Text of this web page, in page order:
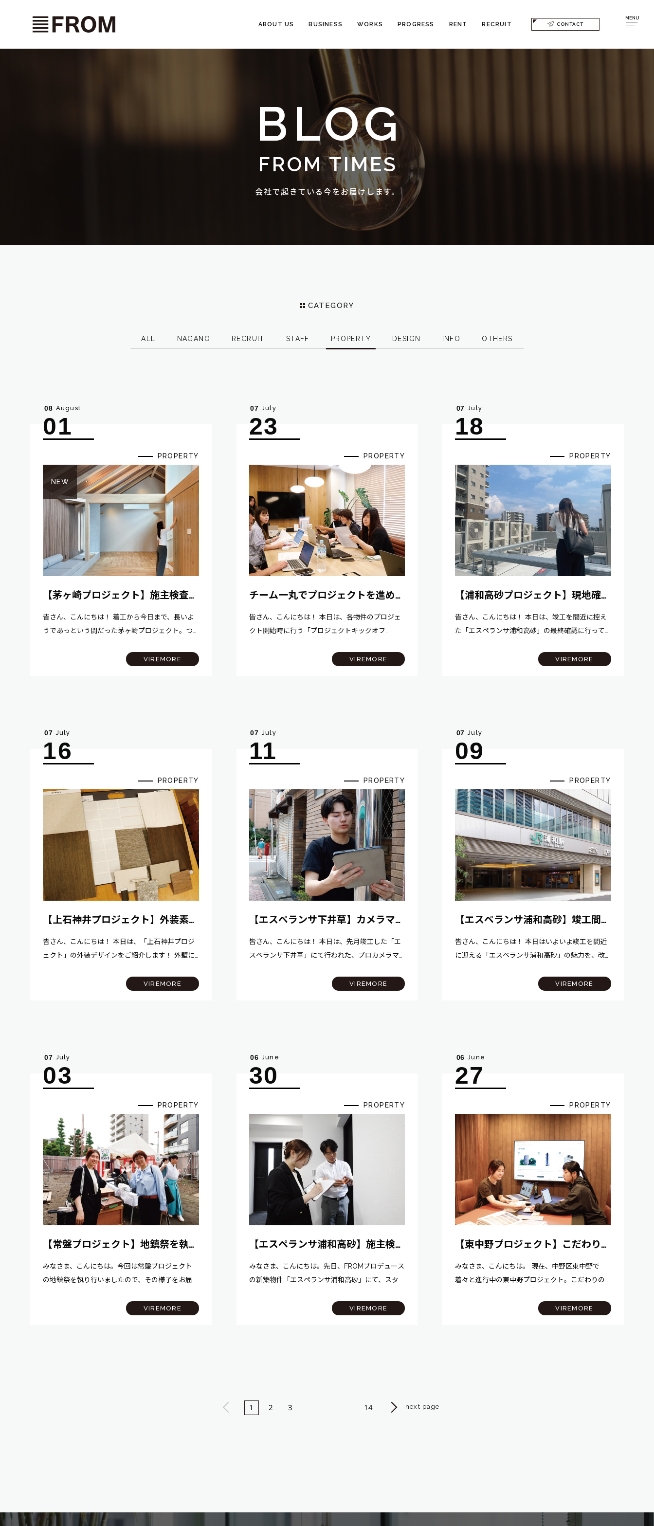
ABOUT US BUSINESS WORKS PROGRESS RENT RECRUIT CONTACT
MENU
BLOG
FROM TIMES
会社で起きている今をお届けします。
CATEGORY
ALL NAGANO RECRUIT STAFF PROPERTY DESIGN INFO OTHERS
08 August
01
PROPERTY
NEW
【茅ヶ崎プロジェクト】施主検査を
皆さん、こんにちは！ 着工から今日まで、長いよ
うであっという間だった茅ヶ崎プロジェクト。つ
した！ 今回は、施主検査の様子と、完成した茅ヶ
VIREMORE
07 July
23
PROPERTY
チーム一丸でプロジェクトを進め
皆さん、こんにちは！ 本日は、各物件のプロジェ
クト開始時に行う「プロジェクトキックオフ
クオフMTGとは、新たな物件のプロジェクトがス
VIREMORE
07 July
18
PROPERTY
【浦和高砂プロジェクト】現地確認
皆さん、こんにちは！ 本日は、竣工を間近に控え
た「エスペランサ浦和高砂」の最終確認に行って
目的は、先日行った施主検査で見つかった傷や汚
VIREMORE
07 July
16
PROPERTY
【上石神井プロジェクト】外装素材
皆さん、こんにちは！ 本日は、「上石神井プロジ
ェクト」の外装デザインをご紹介します！ 外壁に
しい色合いのベージュのタイルを採用し、建物全
VIREMORE
07 July
11
PROPERTY
【エスペランサ下井草】カメラマン
皆さん、こんにちは！ 本日は、先月竣工した「エ
スペランサ下井草」にて行われた、プロカメラマ
自社プロデュース物件が完成した際には、プロの
VIREMORE
07 July
09
PROPERTY
【エスペランサ浦和高砂】竣工間
介
皆さん、こんにちは！ 本日はいよいよ竣工を間近
に迎える「エスペランサ浦和高砂」の魅力を、改
主検査を終えました。当日の様子は別のブログで
VIREMORE
07 July
03
PROPERTY
【常盤プロジェクト】地鎮祭を執り
みなさま、こんにちは。今回は常盤プロジェクト
の地鎮祭を執り行いましたので、その様子をお届
京浜東北線「北浦和」駅です！「新宿」駅まで約
VIREMORE
06 June
30
PROPERTY
【エスペランサ浦和高砂】施主検査
みなさま、こんにちは。先日、FROMプロデュース
の新築物件「エスペランサ浦和高砂」にて、スタ
回のビルは1.2階店舗、3-8階が事務所の地上8階建
VIREMORE
06 June
27
PROPERTY
【東中野プロジェクト】こだわりの
みなさま、こんにちは。 現在、中野区東中野で
着々と進行中の東中野プロジェクト。こだわりの
物件のいちばんの自慢は、すっきりとシャープな
VIREMORE
1 2 3 14 next page